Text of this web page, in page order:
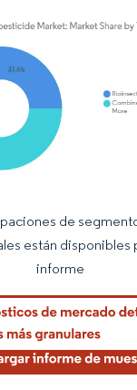
El uso requiere
de
están disponibles
informe